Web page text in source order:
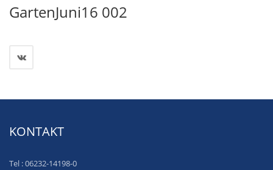
GartenJuni16 002
KONTAKT
Tel : 06232-14198-0